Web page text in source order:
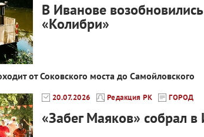
В Иванове
«Колибри»
от Соковского моста до Самойловского
20.07.2026 Редакция РК ГОРОД
«Забег Маяков» собрал в